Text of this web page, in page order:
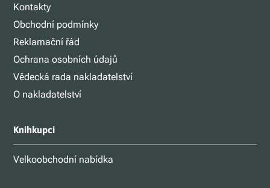
Kontakty
Obchodní podmínky
Reklamační řád
Ochrana osobních údajů
Vědecká rada nakladatelství
O nakladatelství
Knihkupci
Velkoobchodní nabídka